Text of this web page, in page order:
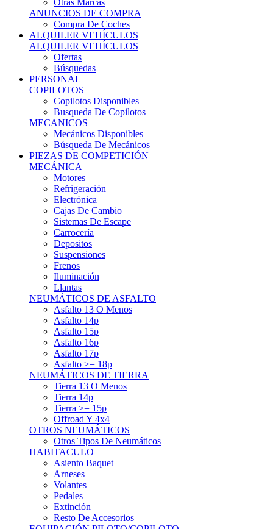
Compra De Coches
ALQUILER VEHÍCULOS
ALQUILER VEHÍCULOS
Ofertas
Búsquedas
PERSONAL
COPILOTOS
Copilotos Disponibles
Busqueda De Copilotos
MECANICOS
Mecánicos Disponibles
Búsqueda De Mecánicos
PIEZAS DE COMPETICIÓN
MECÁNICA
Motores
Refrigeración
Electrónica
Cajas De Cambio
Sistemas De Escape
Carrocería
Depositos
Suspensiones
Frenos
Iluminación
Llantas
NEUMÁTICOS DE ASFALTO
Asfalto 13 O Menos
Asfalto 14p
Asfalto 15p
Asfalto 16p
Asfalto 17p
Asfalto >= 18p
NEUMÁTICOS DE TIERRA
Tierra 13 O Menos
Tierra 14p
Tierra >= 15p
Offroad Y 4x4
OTROS NEUMÁTICOS
Otros Tipos De Neumáticos
HABITACULO
Asiento Baquet
Arneses
Volantes
Pedales
Extinción
Resto De Accesorios
EQUIPACIÓN PILOTO/COPILOTO
Packs Completos